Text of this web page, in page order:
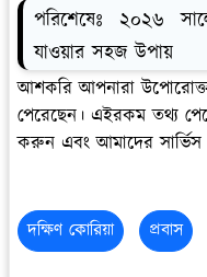
পরিশেষেঃ ২০২৬
যাওয়ার সহজ উপায়
আশকরি আপনারা
পেরেছেন। এইরকম তথ্য
করুন এবং আমাদের
দক্ষিণ কোরিয়া প্রবাস